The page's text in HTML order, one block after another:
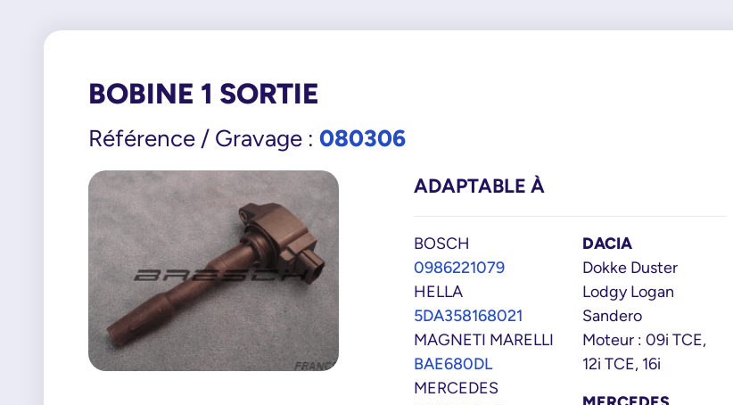
BOBINE 1 SORTIE
Référence / Gravage : 080306
ADAPTABLE À
BOSCH
0986221079
HELLA
5DA358168021
MAGNETI MARELLI
BAE680DL
MERCEDES
DACIA
Dokke Duster
Lodgy Logan
Sandero
Moteur : 09i TCE,
12i TCE, 16i